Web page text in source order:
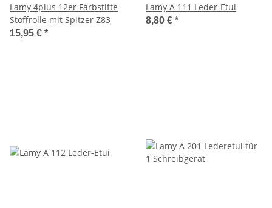
Lamy 4plus 12er Farbstifte
Stoffrolle mit Spitzer Z83
15,95 € *
Lamy A 111 Leder-Etui
8,80 € *